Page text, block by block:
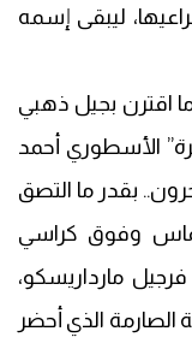
ليبقى إسمه
“الحبشة 1976″، بقدر ما اقترن بجيل ذهبي
الأسطوري أحمد
بقدر ما التصق
وفوق كراسي
فرجيل مارداريسكو،
الذي أحضر